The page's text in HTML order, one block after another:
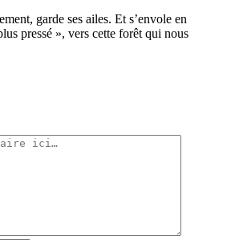
garde ses ailes. Et s’envole en
pressé », vers cette forêt qui nous